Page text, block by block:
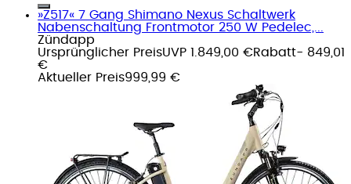
»Z517« 7 Gang Shimano Nexus Schaltwerk
Nabenschaltung Frontmotor 250 W Pedelec,...
Zündapp
Ursprünglicher PreisUVP 1.849,00 €Rabatt- 849,01
€
Aktueller Preis999,99 €